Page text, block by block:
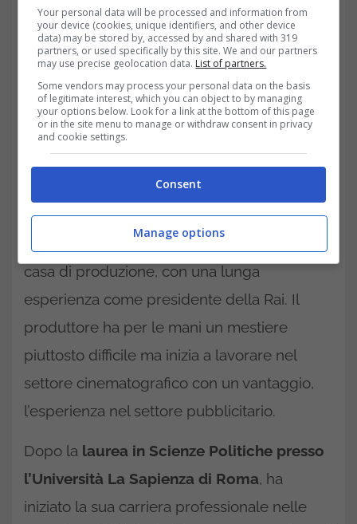
La carriera di Luca Bernabei
Luca Bernabei è nato a Roma nel 1964. Luca
eredita il mestiere dal padre, fondatore della
casa di produzione, con una lunga
esperienza come presidente della Rai. Il
produttore ha per le mani un mestiere
piuttosto difficile ma inizia a lavorare nel
settore cinematografico con un vantaggio,
l’esperienza nel settore pubblicitario.
Dopo la laurea in Scienze Politiche presso
l’Università La Sapienza di Roma, ha
iniziato la sua carriera professionale nelle
Your personal data will be processed and information from
your device (cookies, unique identifiers, and other device
data) may be stored by, accessed by and shared with 319
partners, or used specifically by this site. We and our partners
may use precise geolocation data. List of partners.
Some vendors may process your personal data on the basis
of legitimate interest, which you can object to by managing
your options below. Look for a link at the bottom of this page
or in the site menu to manage or withdraw consent in privacy
and cookie settings.
Consent
Manage options